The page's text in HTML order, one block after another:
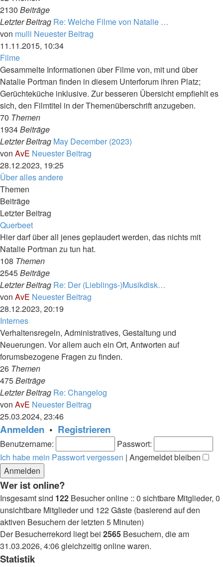
2130 Beiträge
Letzter Beitrag Re: Welche Filme von Natalie …
von mulli Neuester Beitrag
11.11.2015, 10:34
Filme
Gesammelte Informationen über Filme von, mit und über
Natalie Portman finden in diesem Unterforum ihren Platz;
Gerüchteküche inklusive. Zur besseren Übersicht empfiehlt es
sich, den Filmtitel in der Themenüberschrift anzugeben.
70 Themen
1934Beiträge
Letzter Beitrag May December (2023)
von AvE Neuester Beitrag
28.12.2023, 19:25
Über alles andere
Themen
Beiträge
Letzter Beitrag
Querbeet
Hier darf über all jenes geplaudert werden, das nichts mit
Natalie Portman zu tun hat.
108 Themen
2545Beiträge
Letzter Beitrag Re: Der (Lieblings-)Musikdisk…
von AvE Neuester Beitrag
28.12.2023, 20:19
Internes
Verhaltensregeln, Administratives, Gestaltung und
Neuerungen. Vor allem auch ein Ort, Antworten auf
forumsbezogene Fragen zu finden.
26 Themen
475Beiträge
Letzter Beitrag Re: Changelog
von AvE Neuester Beitrag
25.03.2024, 23:46
Anmelden • Registrieren
Benutzername:
Passwort:
Ich habe mein Passwort vergessen | Angemeldet bleiben
Wer ist online?
Insgesamt sind 122 Besucher online :: 0 sichtbare Mitglieder, 0
unsichtbare Mitglieder und 122 Gäste (basierend auf den
aktiven Besuchern der letzten 5 Minuten)
Der Besucherrekord liegt bei 2565 Besuchern, die am
31.03.2026, 4:06 gleichzeitig online waren.
Statistik